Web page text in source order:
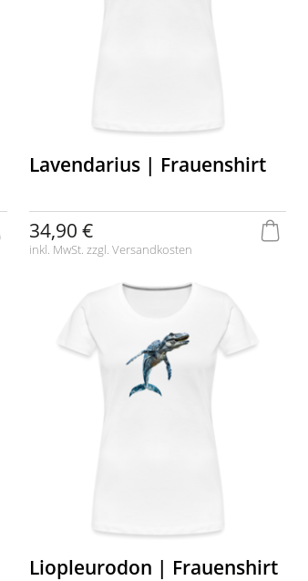
Lavendarius | Frauenshirt
34,90 €
inkl. MwSt. zzgl. Versandkosten
Liopleurodon | Frauenshirt